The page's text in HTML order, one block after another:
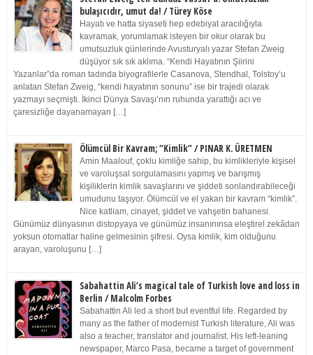
bulaşıcıdır, umut da! / Türey Köse
Hayatı ve hatta siyaseti hep edebiyat aracılığıyla
kavramak, yorumlamak isteyen bir okur olarak bu
umutsuzluk günlerinde Avusturyalı yazar Stefan Zweig
düşüyor sık sık aklıma. “Kendi Hayatının Şiirini
Yazanlar”da roman tadında biyografilerle Casanova, Stendhal, Tolstoy’u
anlatan Stefan Zweig, “kendi hayatının sonunu” ise bir trajedi olarak
yazmayı seçmişti. İkinci Dünya Savaşı’nın ruhunda yarattığı acı ve
çaresizliğe dayanamayan […]
Ölümcül Bir Kavram; “Kimlik” / PINAR K. ÜRETMEN
Amin Maalouf, çoklu kimliğe sahip, bu kimlikleriyle kişisel
ve varoluşsal sorgulamasını yapmış ve barışmış
kişiliklerin kimlik savaşlarını ve şiddeti sonlandırabileceği
umudunu taşıyor. Ölümcül ve el yakan bir kavram “kimlik”.
Nice katliam, cinayet, şiddet ve vahşetin bahanesi.
Günümüz dünyasının distopyaya ve günümüz insanınınsa eleştirel zekâdan
yoksun otomatlar haline gelmesinin şifresi. Oysa kimlik, kim olduğunu
arayan, varoluşunu […]
Sabahattin Ali’s magical tale of Turkish love and loss in
Berlin / Malcolm Forbes
Sabahattin Ali led a short but eventful life. Regarded by
many as the father of modernist Turkish literature, Ali was
also a teacher, translator and journalist. His left-leaning
newspaper, Marco Pasa, became a target of government